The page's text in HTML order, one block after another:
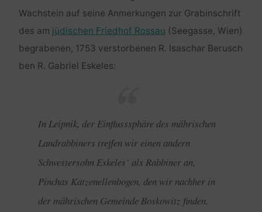
Wachstein auf seine Anmerkungen zur Grabinschrift
des am jüdischen Friedhof Rossau (Seegasse, Wien)
begrabenen, 1753 verstorbenen R. Isaschar Berusch
ben R. Gabriel Eskeles:
In Leipnik, der Einflusssphäre des mährischen
Landrabbiners treffen wir einen andern
Schwestersohn Eskeles’ als Rabbiner an,
Pinchas Katzenellenbogen, den wir nachher in
der mährischen Gemeinde Boskowitz finden.